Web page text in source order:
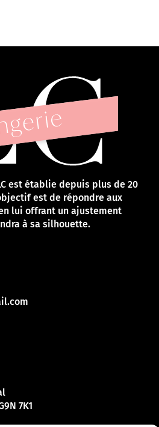
est établie depuis plus de 20
est de répondre aux
lui offrant un ajustement
à sa silhouette.
7K1